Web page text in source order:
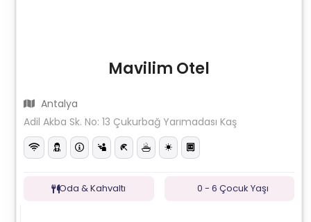
Mavilim Otel
Antalya
Adil Akba Sk. No: 13 Çukurbağ Yarımadası Kaş
Oda & Kahvaltı 0 - 6 Çocuk Yaşı